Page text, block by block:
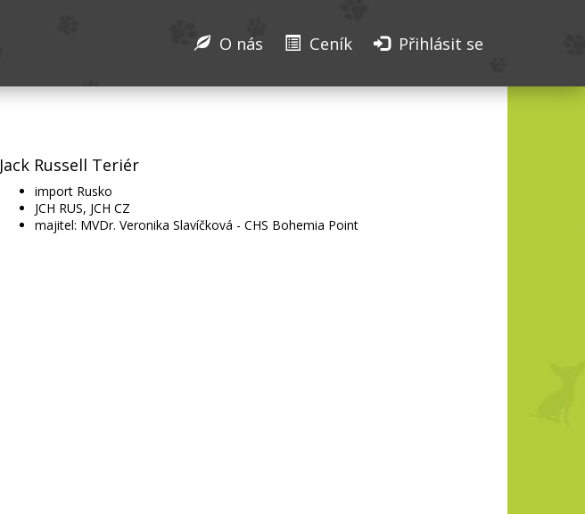
O nás Ceník Přihlásit se
Jack Russell Teriér
import Rusko
JCH RUS, JCH CZ
majitel: MVDr. Veronika Slavíčková - CHS Bohemia Point